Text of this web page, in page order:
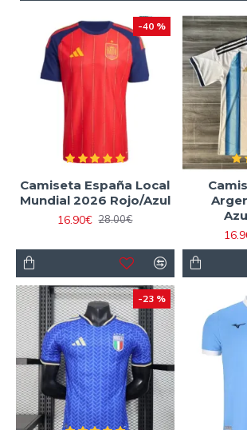
-40 %
Camiseta España Local
Mundial 2026 Rojo/Azul
16.90€ 28.00€
-23 %